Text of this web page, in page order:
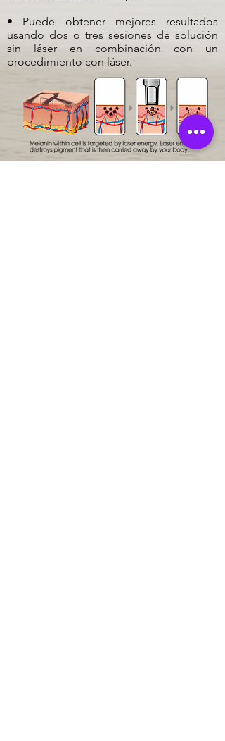
• Puede obtener mejores resultados
usando dos o tres sesiones de solución
sin láser en combinación con un
procedimiento con láser.